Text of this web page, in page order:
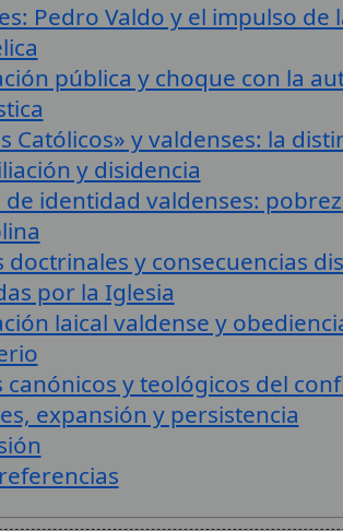
Pedro Valdo y el impulso de
pública y choque con la
Católicos» y valdenses: la
y disidencia
de identidad valdenses:
doctrinales y consecuencias
por la Iglesia
laical valdense y
canónicos y teológicos del
expansión y persistencia